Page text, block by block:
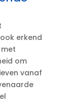
erkend
om
vanaf